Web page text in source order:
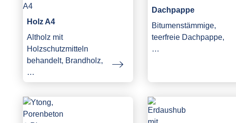
Holz A4
Altholz mit
Holzschutzmitteln
behandelt, Brandholz,
…
Dachpappe
Bitumenstämmige,
teerfreie Dachpappe,
…